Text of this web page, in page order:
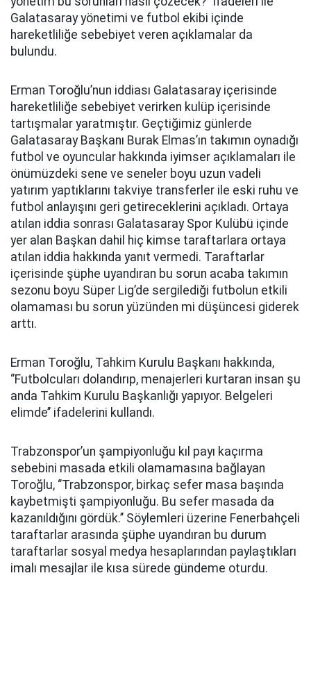
Galatasaray yönetimi ve futbol ekibi içinde
hareketliliğe sebebiyet veren açıklamalar da
bulundu.
Erman Toroğlu’nun iddiası Galatasaray içerisinde
hareketliliğe sebebiyet verirken kulüp içerisinde
tartışmalar yaratmıştır. Geçtiğimiz günlerde
Galatasaray Başkanı Burak Elmas’ın takımın oynadığı
futbol ve oyuncular hakkında iyimser açıklamaları ile
önümüzdeki sene ve seneler boyu uzun vadeli
yatırım yaptıklarını takviye transferler ile eski ruhu ve
futbol anlayışını geri getireceklerini açıkladı. Ortaya
atılan iddia sonrası Galatasaray Spor Kulübü içinde
yer alan Başkan dahil hiç kimse taraftarlara ortaya
atılan iddia hakkında yanıt vermedi. Taraftarlar
içerisinde şüphe uyandıran bu sorun acaba takımın
sezonu boyu Süper Lig’de sergilediği futbolun etkili
olamaması bu sorun yüzünden mi düşüncesi giderek
arttı.
Erman Toroğlu, Tahkim Kurulu Başkanı hakkında,
‘’Futbolcuları dolandırıp, menajerleri kurtaran insan şu
anda Tahkim Kurulu Başkanlığı yapıyor. Belgeleri
elimde’’ ifadelerini kullandı.
Trabzonspor’un şampiyonluğu kıl payı kaçırma
sebebini masada etkili olamamasına bağlayan
Toroğlu, ‘’Trabzonspor, birkaç sefer masa başında
kaybetmişti şampiyonluğu. Bu sefer masada da
kazanıldığını gördük.’’ Söylemleri üzerine Fenerbahçeli
taraftarlar arasında şüphe uyandıran bu durum
taraftarlar sosyal medya hesaplarından paylaştıkları
imalı mesajlar ile kısa sürede gündeme oturdu.